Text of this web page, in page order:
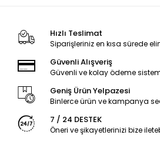
Hızlı Teslimat
Siparişleriniz en kısa sürede
Güvenli Alışveriş
Güvenli ve kolay ödeme
Geniş Ürün Yelpazesi
Binlerce ürün ve kampanya
7 / 24 DESTEK
Öneri ve şikayetlerinizi bize